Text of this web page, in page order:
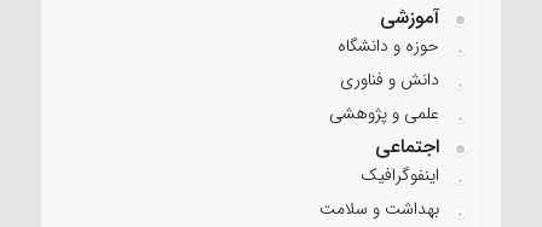
آموزشی
حوزه و دانشگاه
دانش و فناوری
علمی و پژوهشی
اجتماعی
اینفوگرافیک
بهداشت و سلامت